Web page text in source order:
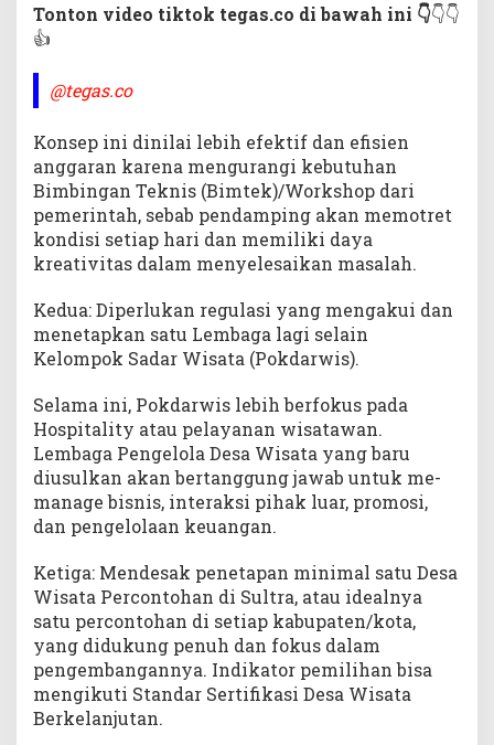
Tonton video tiktok tegas.co di bawah ini 👇👇👇
👍
@tegas.co
Konsep ini dinilai lebih efektif dan efisien
anggaran karena mengurangi kebutuhan
Bimbingan Teknis (Bimtek)/Workshop dari
pemerintah, sebab pendamping akan memotret
kondisi setiap hari dan memiliki daya
kreativitas dalam menyelesaikan masalah.
Kedua: Diperlukan regulasi yang mengakui dan
menetapkan satu Lembaga lagi selain
Kelompok Sadar Wisata (Pokdarwis).
Selama ini, Pokdarwis lebih berfokus pada
Hospitality atau pelayanan wisatawan.
Lembaga Pengelola Desa Wisata yang baru
diusulkan akan bertanggung jawab untuk me-
manage bisnis, interaksi pihak luar, promosi,
dan pengelolaan keuangan.
Ketiga: Mendesak penetapan minimal satu Desa
Wisata Percontohan di Sultra, atau idealnya
satu percontohan di setiap kabupaten/kota,
yang didukung penuh dan fokus dalam
pengembangannya. Indikator pemilihan bisa
mengikuti Standar Sertifikasi Desa Wisata
Berkelanjutan.